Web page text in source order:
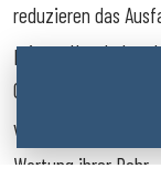
reduzieren das
private Haushalte
Gewerbebetriebe
von einer
Wartung ihrer